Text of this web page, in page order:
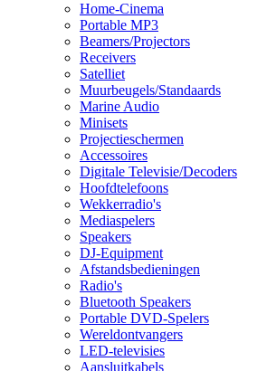
Home-Cinema
Portable MP3
Beamers/Projectors
Receivers
Satelliet
Muurbeugels/Standaards
Marine Audio
Minisets
Projectieschermen
Accessoires
Digitale Televisie/Decoders
Hoofdtelefoons
Wekkerradio's
Mediaspelers
Speakers
DJ-Equipment
Afstandsbedieningen
Radio's
Bluetooth Speakers
Portable DVD-Spelers
Wereldontvangers
LED-televisies
Aansluitkabels